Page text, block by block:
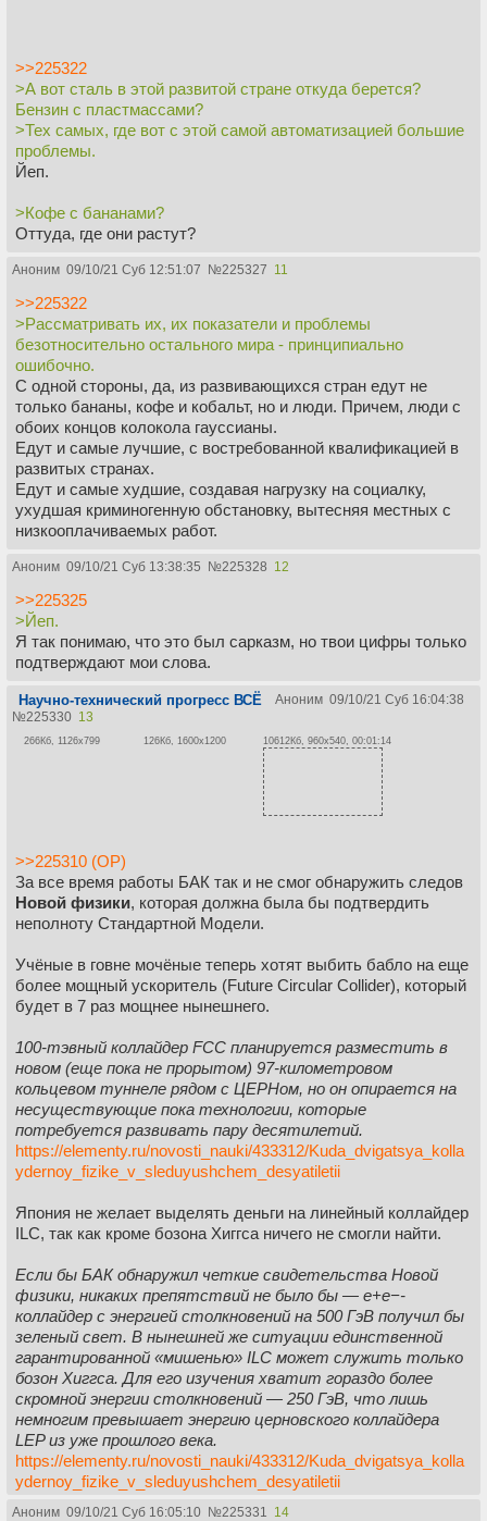
>>225322
>А вот сталь в этой развитой стране откуда берется?
Бензин с пластмассами?
>Тех самых, где вот с этой самой автоматизацией большие
проблемы.
Йеп.
>Кофе с бананами?
Оттуда, где они растут?
Аноним 09/10/21 Суб 12:51:07 №225327 11
>>225322
>Рассматривать их, их показатели и проблемы
безотносительно остального мира - принципиально
ошибочно.
С одной стороны, да, из развивающихся стран едут не
только бананы, кофе и кобальт, но и люди. Причем, люди с
обоих концов колокола гауссианы.
Едут и самые лучшие, с востребованной квалификацией в
развитых странах.
Едут и самые худшие, создавая нагрузку на социалку,
ухудшая криминогенную обстановку, вытесняя местных с
низкооплачиваемых работ.
Аноним 09/10/21 Суб 13:38:35 №225328 12
>>225325
>Йеп.
Я так понимаю, что это был сарказм, но твои цифры только
подтверждают мои слова.
Научно-технический прогресс ВСЁ Аноним 09/10/21 Суб 16:04:38
№225330 13
266Кб, 1126x799 126Кб, 1600x1200 10612Кб, 960x540, 00:01:14
>>225310 (OP)
За все время работы БАК так и не смог обнаружить следов
Новой физики, которая должна была бы подтвердить
неполноту Стандартной Модели.
Учёные в говне мочёные теперь хотят выбить бабло на еще
более мощный ускоритель (Future Circular Collider), который
будет в 7 раз мощнее нынешнего.
100-тэвный коллайдер FCC планируется разместить в
новом (еще пока не прорытом) 97-километровом
кольцевом туннеле рядом с ЦЕРНом, но он опирается на
несуществующие пока технологии, которые
потребуется развивать пару десятилетий.
https://elementy.ru/novosti_nauki/433312/Kuda_dvigatsya_kolla
ydernoy_fizike_v_sleduyushchem_desyatiletii
Япония не желает выделять деньги на линейный коллайдер
ILC, так как кроме бозона Хиггса ничего не смогли найти.
Если бы БАК обнаружил четкие свидетельства Новой
физики, никаких препятствий не было бы — e+e−-
коллайдер с энергией столкновений на 500 ГэВ получил бы
зеленый свет. В нынешней же ситуации единственной
гарантированной «мишенью» ILC может служить только
бозон Хиггса. Для его изучения хватит гораздо более
скромной энергии столкновений — 250 ГэВ, что лишь
немногим превышает энергию церновского коллайдера
LEP из уже прошлого века.
https://elementy.ru/novosti_nauki/433312/Kuda_dvigatsya_kolla
ydernoy_fizike_v_sleduyushchem_desyatiletii
Аноним 09/10/21 Суб 16:05:10 №225331 14